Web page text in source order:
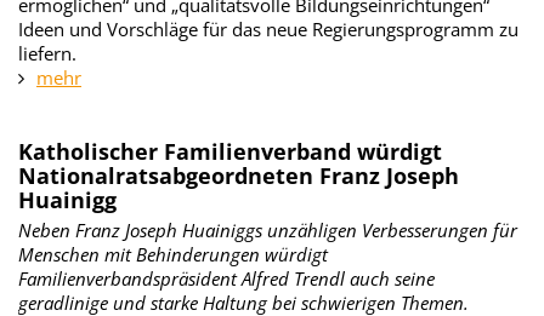
ermöglichen“ und „qualitätsvolle Bildungseinrichtungen“
Ideen und Vorschläge für das neue Regierungsprogramm zu
liefern.
mehr
Katholischer Familienverband würdigt
Nationalratsabgeordneten Franz Joseph
Huainigg
Neben Franz Joseph Huainiggs unzähligen Verbesserungen für
Menschen mit Behinderungen würdigt
Familienverbandspräsident Alfred Trendl auch seine
geradlinige und starke Haltung bei schwierigen Themen.